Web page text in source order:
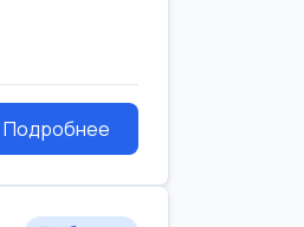
Подробнее